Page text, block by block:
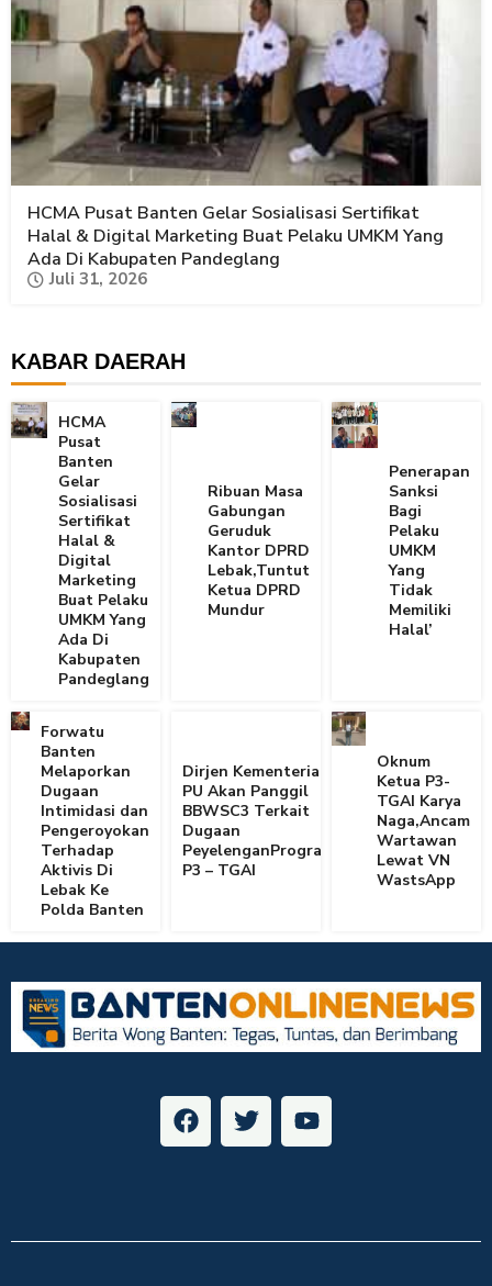
HCMA Pusat Banten Gelar Sosialisasi Sertifikat
Halal & Digital Marketing Buat Pelaku UMKM Yang
Ada Di Kabupaten Pandeglang
Juli 31, 2026
KABAR DAERAH
HCMA
Pusat
Banten
Gelar
Sosialisasi
Sertifikat
Halal &
Digital
Marketing
Buat Pelaku
UMKM Yang
Ada Di
Kabupaten
Pandeglang
Ribuan Masa
Gabungan
Geruduk
Kantor DPRD
Lebak,Tuntut
Ketua DPRD
Mundur
Penerapan
Sanksi
Bagi
Pelaku
UMKM
Yang
Tidak
Memiliki
Halal’
Forwatu
Banten
Melaporkan
Dugaan
Intimidasi dan
Pengeroyokan
Terhadap
Aktivis Di
Lebak Ke
Polda Banten
Dirjen Kementerian
PU Akan Panggil
BBWSC3 Terkait
Dugaan
PeyelenganProgram
P3 – TGAI
Oknum
Ketua P3-
TGAI Karya
Naga,Ancam
Wartawan
Lewat VN
WastsApp